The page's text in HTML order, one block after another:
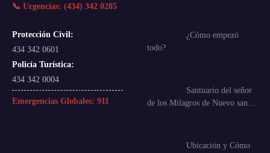
📞 Urgencias: (434) 342 0285
Protección Civil:
434 342 0601
Policía Turística:
434 342 0004
Emergencias Globales: 911
¿Cómo empezó
todo?
Santuario del señor
de los Milagros de Nuevo san…
Ubicación y Cómo